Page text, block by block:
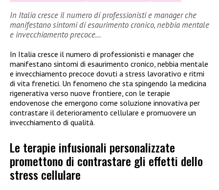
In Italia cresce il numero di professionisti e manager che
manifestano sintomi di esaurimento cronico, nebbia mentale
e invecchiamento precoce…
In Italia cresce il numero di professionisti e manager che
manifestano sintomi di esaurimento cronico, nebbia mentale
e invecchiamento precoce dovuti a stress lavorativo e ritmi
di vita frenetici. Un fenomeno che sta spingendo la medicina
rigenerativa verso nuove frontiere, con le terapie
endovenose che emergono come soluzione innovativa per
contrastare il deterioramento cellulare e promuovere un
invecchiamento di qualità.
Le terapie infusionali personalizzate
promettono di contrastare gli effetti dello
stress cellulare